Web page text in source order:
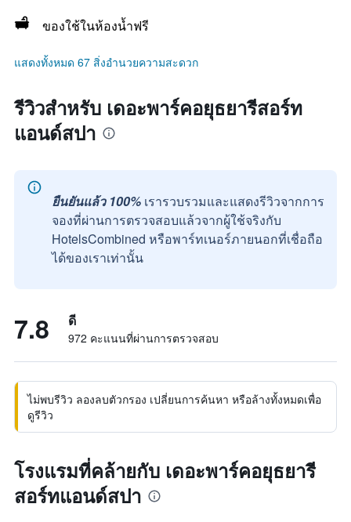
ของใช้ในห้องน้ำฟรี
แสดงทั้งหมด 67 สิ่งอำนวยความสะดวก
รีวิวสำหรับ เดอะพาร์คอยุธยารีสอร์ท
แอนด์สปา
ยืนยันแล้ว 100% เรารวบรวมและแสดงรีวิวจากการ
จองที่ผ่านการตรวจสอบแล้วจากผู้ใช้จริงกับ
HotelsCombined หรือพาร์ทเนอร์ภายนอกที่เชื่อถือ
ได้ของเราเท่านั้น
7.8 ดี
972 คะแนนที่ผ่านการตรวจสอบ
ไม่พบรีวิว ลองลบตัวกรอง เปลี่ยนการค้นหา หรือล้างทั้งหมดเพื่อ
ดูรีวิว
โรงแรมที่คล้ายกับ เดอะพาร์คอยุธยารี
สอร์ทแอนด์สปา